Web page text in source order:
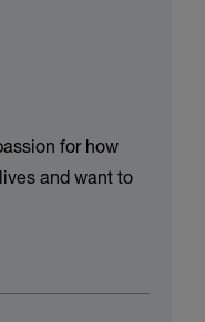
for how
and want to